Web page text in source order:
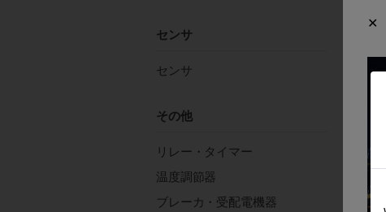
商
すで
センサ
センサ
その他
リレー・タイマー
温度調節器
ブレーカ・受配電機器